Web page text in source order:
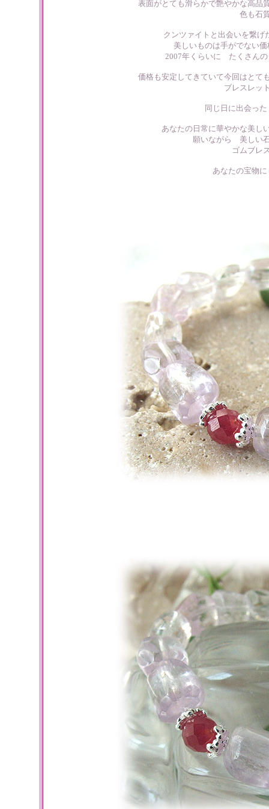
表面がとても滑らかで艶やかな高品
色も石
クンツァイトと出会いを繋
美しいものは手がでない
2007年くらいに たくさんの
価格も安定してきていて今回はと
ブレスレッ
同じ日に出会っ
あなたの日常に華やかな美し
願いながら 美しい
ゴムブレ
あなたの宝物